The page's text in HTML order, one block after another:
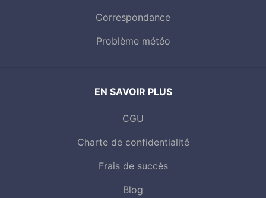
Correspondance
Problème météo
EN SAVOIR PLUS
CGU
Charte de confidentialité
Frais de succès
Blog